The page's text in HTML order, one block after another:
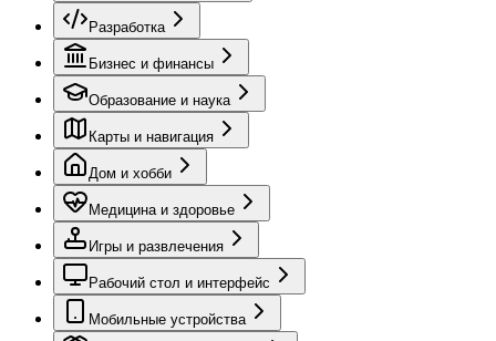
Разработка
Бизнес и финансы
Образование и наука
Карты и навигация
Дом и хобби
Медицина и здоровье
Игры и развлечения
Рабочий стол и интерфейс
Мобильные устройства